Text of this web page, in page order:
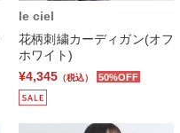
le ciel
花柄刺繍カーディガン(オフ
ホワイト)
¥4,345 （税込） 50%OFF